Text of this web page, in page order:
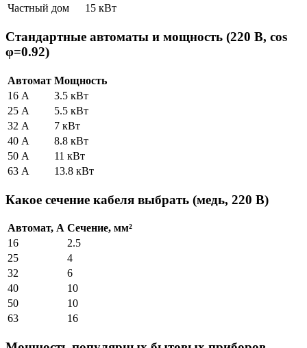
Частный дом
15 кВт
Стандартные автоматы и мощность (220 В, cos
φ=0.92)
Автомат Мощность
16 А
3.5 кВт
25 А
5.5 кВт
32 А
7 кВт
40 А
8.8 кВт
50 А
11 кВт
63 А
13.8 кВт
Какое сечение кабеля выбрать (медь, 220 В)
Автомат, А Сечение, мм²
16
2.5
25
4
32
6
40
10
50
10
63
16